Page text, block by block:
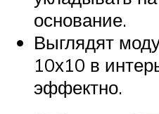
основание.
Выглядят
10х10 в
эффектно.